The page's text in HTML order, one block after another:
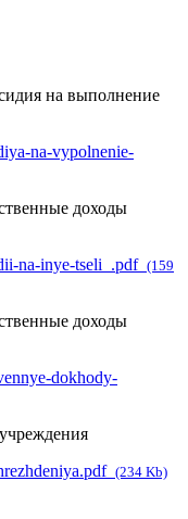
на выполнение
na-vypolnenie-
доходы
na-inye-tseli_.pdf (159
доходы
dokhody-
(234 Kb)